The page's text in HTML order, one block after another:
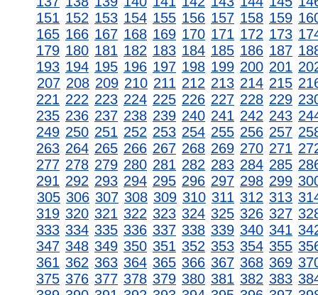
151 152 153 154 155 156 157 158 159
165 166 167 168 169 170 171 172 173
179 180 181 182 183 184 185 186 187
193 194 195 196 197 198 199 200 201
207 208 209 210 211 212 213 214 215
221 222 223 224 225 226 227 228 229
235 236 237 238 239 240 241 242 243
249 250 251 252 253 254 255 256 257
263 264 265 266 267 268 269 270 271
277 278 279 280 281 282 283 284 285
291 292 293 294 295 296 297 298 299
305 306 307 308 309 310 311 312 313
319 320 321 322 323 324 325 326 327
333 334 335 336 337 338 339 340 341
347 348 349 350 351 352 353 354 355
361 362 363 364 365 366 367 368 369
375 376 377 378 379 380 381 382 383